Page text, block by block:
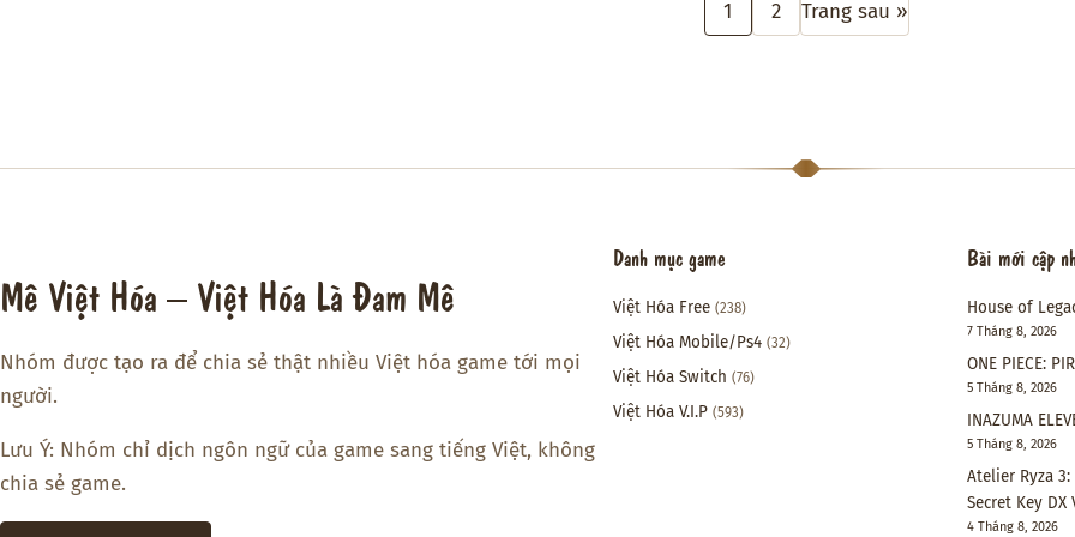
1 2 Trang sau »
Mê Việt Hóa – Việt Hóa Là Đam Mê
Nhóm được tạo ra để chia sẻ thật nhiều Việt hóa game tới mọi
người.
Lưu Ý: Nhóm chỉ dịch ngôn ngữ của game sang tiếng Việt, không
chia sẻ game.
Danh mục game
Việt Hóa Free (238)
Việt Hóa Mobile/Ps4 (32)
Việt Hóa Switch (76)
Việt Hóa V.I.P (593)
Bài mới cập
House of
7 Tháng 8, 2026
ONE PIECE:
5 Tháng 8, 2026
INAZUMA
5 Tháng 8, 2026
Atelier Ryza
Secret Key DX
4 Tháng 8, 2026